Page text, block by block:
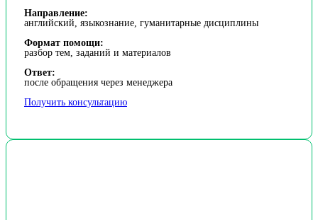
Направление:
английский, языкознание, гуманитарные дисциплины
Формат помощи:
разбор тем, заданий и материалов
Ответ:
после обращения через менеджера
Получить консультацию